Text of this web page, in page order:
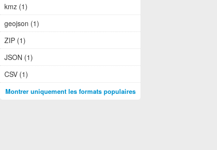
kmz (1)
geojson (1)
ZIP (1)
JSON (1)
CSV (1)
Montrer uniquement les formats populaires